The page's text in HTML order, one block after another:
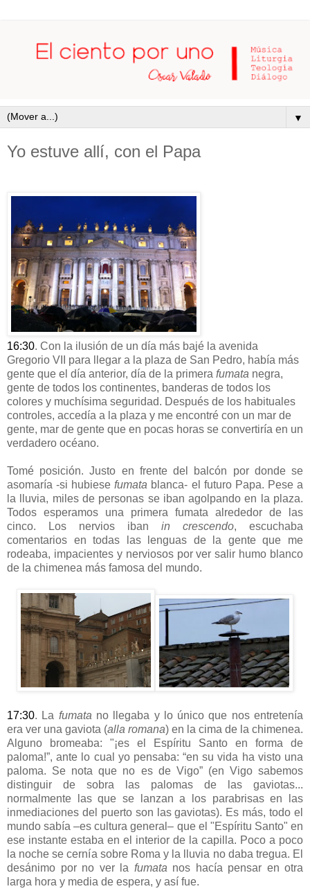
▼
Yo estuve allí, con el Papa
16:30. Con la ilusión de un día más bajé la avenida
Gregorio VII para llegar a la plaza de San Pedro, había más
gente que el día anterior, día de la primera fumata negra,
gente de todos los continentes, banderas de todos los
colores y muchísima seguridad. Después de los habituales
controles, accedía a la plaza y me encontré con un mar de
gente, mar de gente que en pocas horas se convertiría en un
verdadero océano.
Tomé posición. Justo en frente del balcón por donde se
asomaría -si hubiesefumata blanca- el futuro Papa. Pese a
la lluvia, miles de personas se iban agolpando en la plaza.
Todos esperamos una primera fumata alrededor de las
cinco. Los nervios iban in crescendo, escuchaba
comentarios en todas las lenguas de la gente que me
rodeaba, impacientes y nerviosos por ver salir humo blanco
de la chimenea más famosa del mundo.
17:30. La fumata no llegaba y lo único que nos entretenía
era ver una gaviota (alla romana) en la cima de la chimenea.
Alguno bromeaba: "¡es el Espíritu Santo en forma de
paloma!”, ante lo cual yo pensaba: “en su vida ha visto una
paloma. Se nota que no es de Vigo” (en Vigo sabemos
distinguir de sobra las palomas de las gaviotas...
normalmente las que se lanzan a los parabrisas en las
inmediaciones del puerto son las gaviotas). Es más, todo el
mundo sabía –es cultura general– que el "Espíritu Santo" en
ese instante estaba en el interior de la capilla. Poco a poco
la noche se cernía sobre Roma y la lluvia no daba tregua. El
desánimo por no ver la fumata nos hacía pensar en otra
larga hora y media de espera, y así fue.